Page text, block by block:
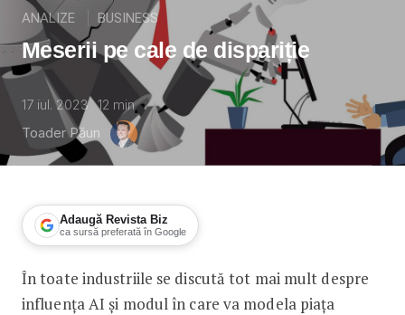
ANALIZE BUSINESS
Meserii pe cale de dispariție
17 iul. 2023 12 min
Toader Păun
Adaugă Revista Biz
ca sursă preferată în Google
Meserii pe cale de dispariție
În toate industriile se discută tot mai mult despre
influența AI și modul în care va modela piața